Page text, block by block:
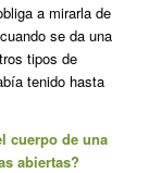
a mirarla de
se da una
tipos de
tenido hasta
cuerpo de una
abiertas?